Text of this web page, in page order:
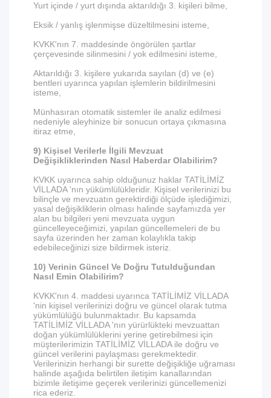
Yurt içinde / yurt dışında aktarıldığı 3. kişileri bilme,
Eksik / yanlış işlenmişse düzeltilmesini isteme,
KVKK'nın 7. maddesinde öngörülen şartlar
çerçevesinde silinmesini / yok edilmesini isteme,
Aktarıldığı 3. kişilere yukarıda sayılan (d) ve (e)
bentleri uyarınca yapılan işlemlerin bildirilmesini
isteme,
Münhasıran otomatik sistemler ile analiz edilmesi
nedeniyle aleyhinize bir sonucun ortaya çıkmasına
itiraz etme,
9) Kişisel Verilerle İlgili Mevzuat
Değişikliklerinden Nasıl Haberdar Olabilirim?
KVKK uyarınca sahip olduğunuz haklar TATİLİMİZ
VİLLADA 'nın yükümlülükleridir. Kişisel verilerinizi bu
bilinçle ve mevzuatın gerektirdiği ölçüde işlediğimizi,
yasal değişikliklerin olması halinde sayfamızda yer
alan bu bilgileri yeni mevzuata uygun
güncelleyeceğimizi, yapılan güncellemeleri de bu
sayfa üzerinden her zaman kolaylıkla takip
edebileceğinizi size bildirmek isteriz.
10) Verinin Güncel Ve Doğru Tutulduğundan
Nasıl Emin Olabilirim?
KVKK'nın 4. maddesi uyarınca TATİLİMİZ VİLLADA
'nin kişisel verilerinizi doğru ve güncel olarak tutma
yükümlülüğü bulunmaktadır. Bu kapsamda
TATİLİMİZ VİLLADA 'nın yürürlükteki mevzuattan
doğan yükümlülüklerini yerine getirebilmesi için
müşterilerimizin TATİLİMİZ VİLLADA ile doğru ve
güncel verilerini paylaşması gerekmektedir.
Verilerinizin herhangi bir surette değişikliğe uğraması
halinde aşağıda belirtilen iletişim kanallarından
bizimle iletişime geçerek verilerinizi güncellemenizi
rica ederiz.